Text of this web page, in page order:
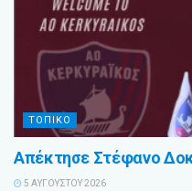
ΤΟΠΙΚΟ
Απέκτησε Στέφανο
5 ΑΥΓΟΎΣΤΟΥ 2026